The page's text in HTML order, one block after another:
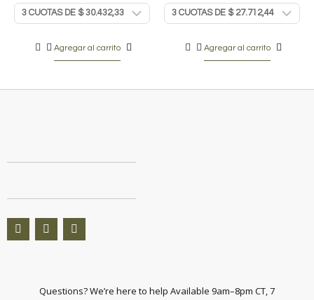
Agregar al carrito Agregar al carrito
Questions? We’re here to help Available 9am–8pm CT, 7